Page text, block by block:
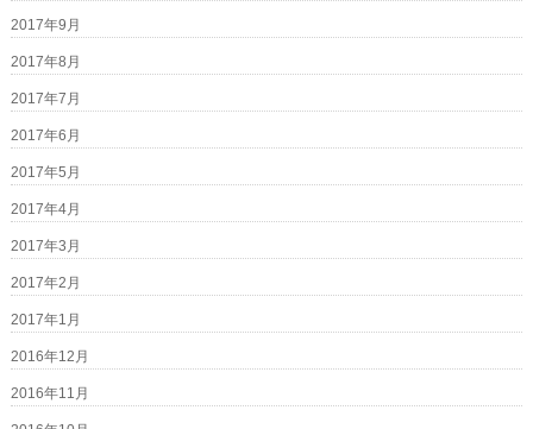
2017年9月
2017年8月
2017年7月
2017年6月
2017年5月
2017年4月
2017年3月
2017年2月
2017年1月
2016年12月
2016年11月